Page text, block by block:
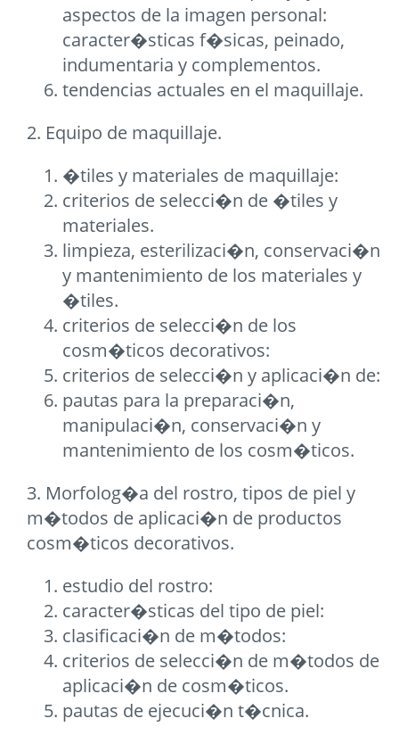
aspectos de la imagen personal:
caracter�sticas f�sicas, peinado,
indumentaria y complementos.
tendencias actuales en el maquillaje.
2. Equipo de maquillaje.
�tiles y materiales de maquillaje:
criterios de selecci�n de �tiles y
materiales.
limpieza, esterilizaci�n, conservaci�n
y mantenimiento de los materiales y
�tiles.
criterios de selecci�n de los
cosm�ticos decorativos:
criterios de selecci�n y aplicaci�n de:
pautas para la preparaci�n,
manipulaci�n, conservaci�n y
mantenimiento de los cosm�ticos.
3. Morfolog�a del rostro, tipos de piel y
m�todos de aplicaci�n de productos
cosm�ticos decorativos.
estudio del rostro:
caracter�sticas del tipo de piel:
clasificaci�n de m�todos:
criterios de selecci�n de m�todos de
aplicaci�n de cosm�ticos.
pautas de ejecuci�n t�cnica.